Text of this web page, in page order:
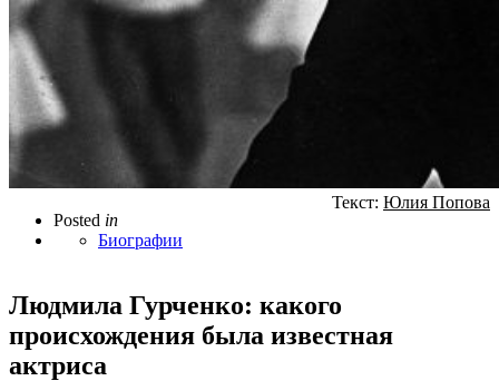
Posted in
Биографии
Текст: Юлия Попова
Людмила Гурченко: какого
происхождения была известная
актриса